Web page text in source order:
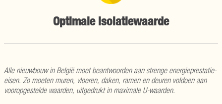
Optimale isolatiewaarde
Alle nieuwbouw in België moet beantwoorden aan strenge energieprestatie-
eisen. Zo moeten muren, vloeren, daken, ramen en deuren voldoen aan
vooropgestelde waarden, uitgedrukt in maximale U-waarden.